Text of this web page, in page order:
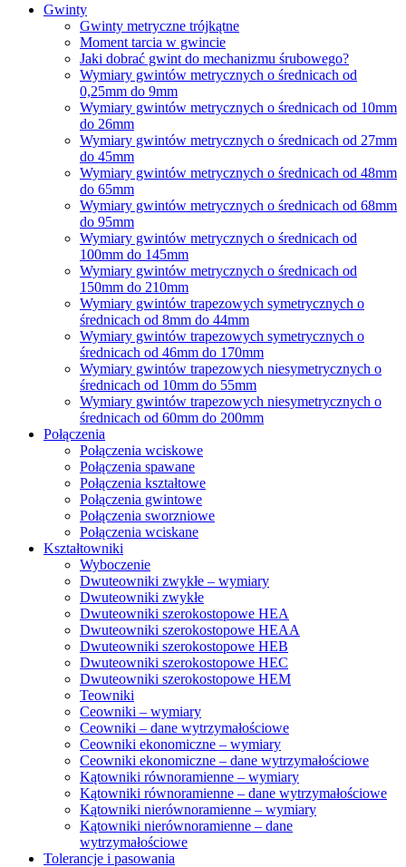
Gwinty
Gwinty metryczne trójkątne
Moment tarcia w gwincie
Jaki dobrać gwint do mechanizmu śrubowego?
Wymiary gwintów metrycznych o średnicach od
0,25mm do 9mm
Wymiary gwintów metrycznych o średnicach od 10mm
do 26mm
Wymiary gwintów metrycznych o średnicach od 27mm
do 45mm
Wymiary gwintów metrycznych o średnicach od 48mm
do 65mm
Wymiary gwintów metrycznych o średnicach od 68mm
do 95mm
Wymiary gwintów metrycznych o średnicach od
100mm do 145mm
Wymiary gwintów metrycznych o średnicach od
150mm do 210mm
Wymiary gwintów trapezowych symetrycznych o
średnicach od 8mm do 44mm
Wymiary gwintów trapezowych symetrycznych o
średnicach od 46mm do 170mm
Wymiary gwintów trapezowych niesymetrycznych o
średnicach od 10mm do 55mm
Wymiary gwintów trapezowych niesymetrycznych o
średnicach od 60mm do 200mm
Połączenia
Połączenia wciskowe
Połączenia spawane
Połączenia kształtowe
Połączenia gwintowe
Połączenia sworzniowe
Połączenia wciskane
Kształtowniki
Wyboczenie
Dwuteowniki zwykłe – wymiary
Dwuteowniki zwykłe
Dwuteowniki szerokostopowe HEA
Dwuteowniki szerokostopowe HEAA
Dwuteowniki szerokostopowe HEB
Dwuteowniki szerokostopowe HEC
Dwuteowniki szerokostopowe HEM
Teowniki
Ceowniki – wymiary
Ceowniki – dane wytrzymałościowe
Ceowniki ekonomiczne – wymiary
Ceowniki ekonomiczne – dane wytrzymałościowe
Kątowniki równoramienne – wymiary
Kątowniki równoramienne – dane wytrzymałościowe
Kątowniki nierównoramienne – wymiary
Kątowniki nierównoramienne – dane
wytrzymałościowe
Tolerancje i pasowania